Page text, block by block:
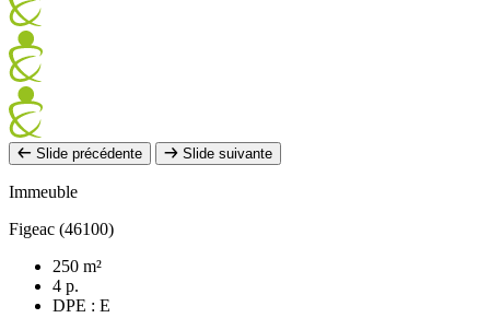
Slide précédente Slide suivante
Immeuble
Figeac (46100)
250 m²
4 p.
DPE : E